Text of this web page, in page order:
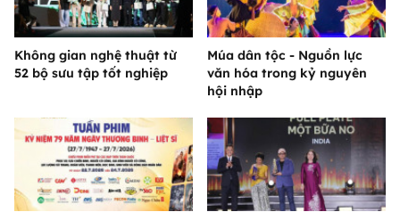
Không gian nghệ thuật từ
52 bộ sưu tập tốt nghiệp
Múa dân tộc - Nguồn lực
văn hóa trong kỷ nguyên
hội nhập